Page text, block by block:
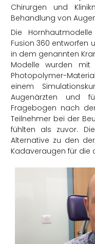
Chirurgen und
Behandlung von
Die
Fusion 360 entworfen
in dem genannten
Modelle wurden
Photopolymer-
einem
Augenärzten und
Fragebogen nach
Teilnehmer bei der
fühlten als zuvor.
Alternative zu den
Kadaveraugen für die